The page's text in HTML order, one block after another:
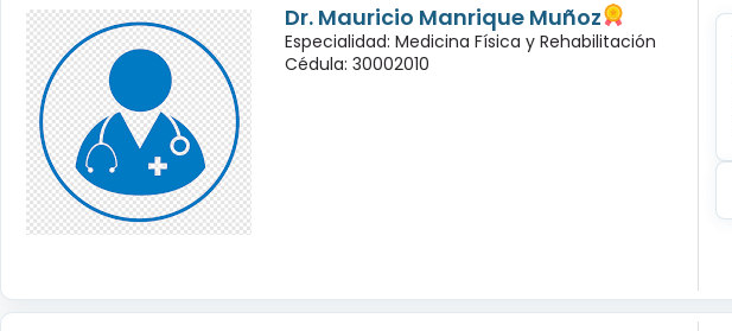
Dr. Mauricio Manrique Muñoz
Especialidad: Medicina Física y Rehabilitación
Cédula: 30002010